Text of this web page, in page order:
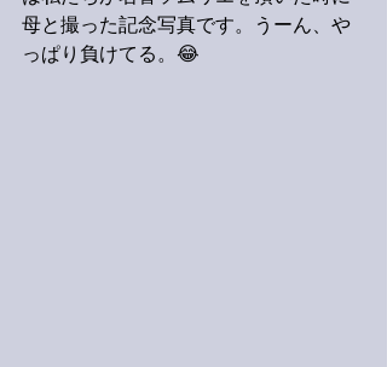
母と撮った記念写真です。うーん、や
っぱり負けてる。😂